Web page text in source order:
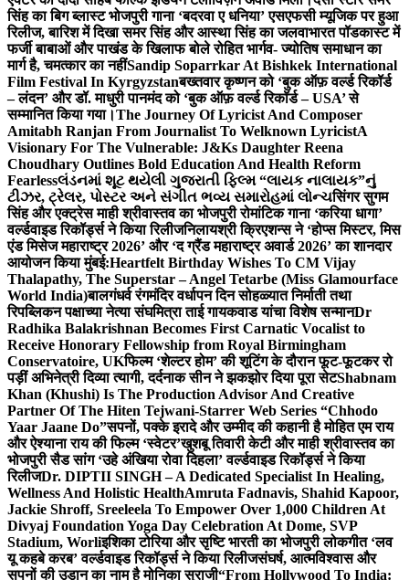
सिंह का बिग ब्लास्ट भोजपुरी गाना ‘बदरवा ए धनिया’ एसएफसी म्यूजिक पर हुआ
रिलीज, बारिश में दिखा समर सिंह और आस्था सिंह का जलवाभारत पॉडकास्ट में
फर्जी बाबाओं और पाखंड के खिलाफ बोले रोहित भार्गव- ज्योतिष समाधान का
मार्ग है, चमत्कार का नहींSandip Soparrkar At Bishkek International
Film Festival In Kyrgyzstanबख्तवार कृष्णन को ‘बुक ऑफ़ वर्ल्ड रिकॉर्ड
– लंदन’ और डॉ. माधुरी पानमंद को ‘बुक ऑफ़ वर्ल्ड रिकॉर्ड – USA’ से
सम्मानित किया गया।The Journey Of Lyricist And Composer
Amitabh Ranjan From Journalist To Welknown LyricistA
Visionary For The Vulnerable: J&Ks Daughter Reena
Choudhary Outlines Bold Education And Health Reform
Fearlessલંડનમાં શૂટ થયેલી ગુજરાતી ફિલ્મ “લાયક નાલાયક”નું
ટીઝર, ટ્રેલર, પોસ્ટર અને સંગીત ભવ્ય સમારોહમાં લોન્ચसिंगर सुगम
सिंह और एक्ट्रेस माही श्रीवास्तव का भोजपुरी रोमांटिक गाना ‘करिया धागा’
वर्ल्डवाइड रिकॉर्ड्स ने किया रिलीजनिलायश्री क्रिएशन्स ने ‘होप्स मिस्टर, मिस
एंड मिसेज महाराष्ट्र 2026’ और ‘द ग्रैंड महाराष्ट्र अवार्ड 2026’ का शानदार
आयोजन किया मुंबई:Heartfelt Birthday Wishes To CM Vijay
Thalapathy, The Superstar – Angel Tetarbe (Miss Glamourface
World India)बालगंधर्व रंगमंदिर वर्धापन दिन सोहळ्यात निर्माती तथा
रिपब्लिकन पक्षाच्या नेत्या संघमित्रा ताई गायकवाड यांचा विशेष सन्मानDr
Radhika Balakrishnan Becomes First Carnatic Vocalist to
Receive Honorary Fellowship from Royal Birmingham
Conservatoire, UKफिल्म ‘शेल्टर होम’ की शूटिंग के दौरान फूट-फूटकर रो
पड़ीं अभिनेत्री दिव्या त्यागी, दर्दनाक सीन ने झकझोर दिया पूरा सेटShabnam
Khan (Khushi) Is The Production Advisor And Creative
Partner Of The Hiten Tejwani-Starrer Web Series “Chhodo
Yaar Jaane Do”सपनों, पक्के इरादे और उम्मीद की कहानी है मोहित एम राय
और ऐश्याना राय की फिल्म ‘स्वेटर’खुशबू तिवारी केटी और माही श्रीवास्तव का
भोजपुरी सैड सांग ‘उहे अंखिया रोवा दिहला’ वर्ल्डवाइड रिकॉर्ड्स ने किया
रिलीजDr. DIPTII SINGH – A Dedicated Specialist In Healing,
Wellness And Holistic HealthAmruta Fadnavis, Shahid Kapoor,
Jackie Shroff, Sreeleela To Empower Over 1,000 Children At
Divyaj Foundation Yoga Day Celebration At Dome, SVP
Stadium, Worliइशिका टोरिया और सृष्टि भारती का भोजपुरी लोकगीत ‘लव
यू कहबे करब’ वर्ल्डवाइड रिकॉर्ड्स ने किया रिलीजसंघर्ष, आत्मविश्वास और
सपनों की उड़ान का नाम है मोनिका सुराजी“From Hollywood To India: